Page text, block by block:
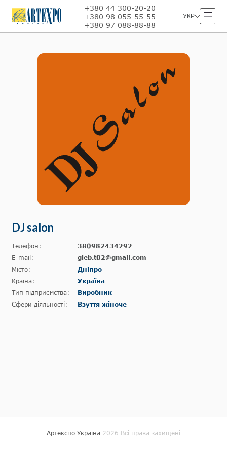
+380 44 300-20-20
+380 98 055-55-55
+380 97 088-88-88
УКР
DJ salon
Телефон:
380982434292
E-mail:
gleb.t02@gmail.com
Місто:
Дніпро
Країна:
Україна
Тип підприємства:
Виробник
Сфери діяльності:
Взуття жіноче
Артекспо Україна 2026 Всі права захищені